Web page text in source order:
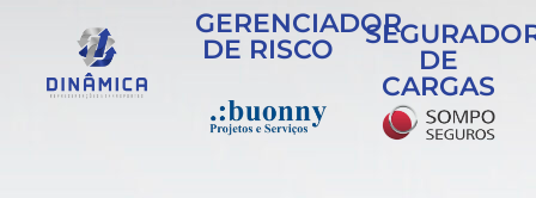
GERENCIADOR
DE RISCO
DE
CARGAS